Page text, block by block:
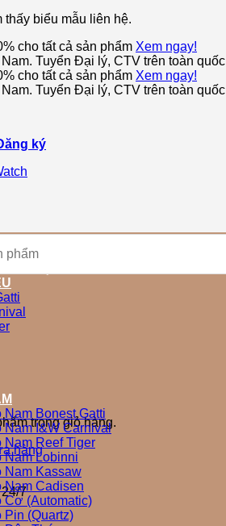
thấy biểu mẫu liên hệ.
cho tất cả sản phẩm Xem ngay!
Tuyển Đại lý, CTV trên toàn quốc
cho tất cả sản phẩm Xem ngay!
Tuyển Đại lý, CTV trên toàn quốc
ký
trong giỏ hàng.
hàng
7
Bonest Gatti
Nam I&W Carnival
Reef Tiger
Nam Lobinni
Nam Kassaw
Nam Cadisen
Cơ (Automatic)
(Quartz)